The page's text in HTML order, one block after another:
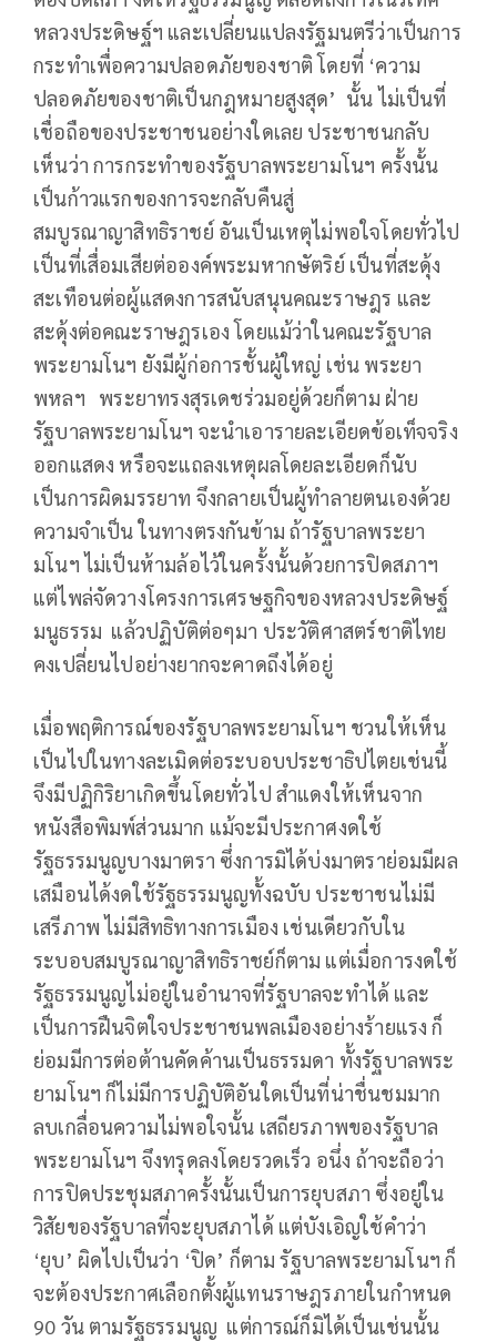
หลวงประดิษฐ์ฯ และเปลี่ยนแปลงรัฐมนตรีว่าเป็นการ
กระทำเพื่อความปลอดภัยของชาติ โดยที่ ‘ความ
ปลอดภัยของชาติเป็นกฎหมายสูงสุด’ นั้น ไม่เป็นที่
เชื่อถือของประชาชนอย่างใดเลย ประชาชนกลับ
เห็นว่า การกระทำของรัฐบาลพระยามโนฯ ครั้งนั้น
เป็นก้าวแรกของการจะกลับคืนสู่
สมบูรณาญาสิทธิราชย์ อันเป็นเหตุไม่พอใจโดยทั่วไป
เป็นที่เสื่อมเสียต่อองค์พระมหากษัตริย์ เป็นที่สะดุ้ง
สะเทือนต่อผู้แสดงการสนับสนุนคณะราษฎร และ
สะดุ้งต่อคณะราษฎรเอง โดยแม้ว่าในคณะรัฐบาล
พระยามโนฯ ยังมีผู้ก่อการชั้นผู้ใหญ่ เช่น พระยา
พหลฯ พระยาทรงสุรเดชร่วมอยู่ด้วยก็ตาม ฝ่าย
รัฐบาลพระยามโนฯ จะนำเอารายละเอียดข้อเท็จจริง
ออกแสดง หรือจะแถลงเหตุผลโดยละเอียดก็นับ
เป็นการผิดมรรยาท จึงกลายเป็นผู้ทำลายตนเองด้วย
ความจำเป็น ในทางตรงกันข้าม ถ้ารัฐบาลพระยา
มโนฯ ไม่เป็นห้ามล้อไว้ในครั้งนั้นด้วยการปิดสภาฯ
แต่ไพล่จัดวางโครงการเศรษฐกิจของหลวงประดิษฐ์
มนูธรรม แล้วปฏิบัติต่อๆมา ประวัติศาสตร์ชาติไทย
คงเปลี่ยนไปอย่างยากจะคาดถึงได้อยู่
เมื่อพฤติการณ์ของรัฐบาลพระยามโนฯ ชวนให้เห็น
เป็นไปในทางละเมิดต่อระบอบประชาธิปไตยเช่นนี้
จึงมีปฏิกิริยาเกิดขึ้นโดยทั่วไป สำแดงให้เห็นจาก
หนังสือพิมพ์ส่วนมาก แม้จะมีประกาศงดใช้
รัฐธรรมนูญบางมาตรา ซึ่งการมิได้บ่งมาตราย่อมมีผล
เสมือนได้งดใช้รัฐธรรมนูญทั้งฉบับ ประชาชนไม่มี
เสรีภาพ ไม่มีสิทธิทางการเมือง เช่นเดียวกับใน
ระบอบสมบูรณาญาสิทธิราชย์ก็ตาม แต่เมื่อการงดใช้
รัฐธรรมนูญไม่อยู่ในอำนาจที่รัฐบาลจะทำได้ และ
เป็นการฝืนจิตใจประชาชนพลเมืองอย่างร้ายแรง ก็
ย่อมมีการต่อต้านคัดค้านเป็นธรรมดา ทั้งรัฐบาลพระ
ยามโนฯ ก็ไม่มีการปฏิบัติอันใดเป็นที่น่าชื่นชมมาก
ลบเกลื่อนความไม่พอใจนั้น เสถียรภาพของรัฐบาล
พระยามโนฯ จึงทรุดลงโดยรวดเร็ว อนึ่ง ถ้าจะถือว่า
การปิดประชุมสภาครั้งนั้นเป็นการยุบสภา ซึ่งอยู่ใน
วิสัยของรัฐบาลที่จะยุบสภาได้ แต่บังเอิญใช้คำว่า
‘ยุบ’ ผิดไปเป็นว่า ‘ปิด’ ก็ตาม รัฐบาลพระยามโนฯ ก็
จะต้องประกาศเลือกตั้งผู้แทนราษฎรภายในกำหนด
90 วัน ตามรัฐธรรมนูญ แต่การณ์ก็มิได้เป็นเช่นนั้น